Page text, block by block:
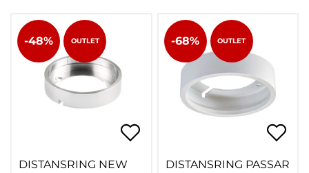
-48% OUTLET
DISTANSRING NEW
-68% OUTLET
DISTANSRING PASSAR